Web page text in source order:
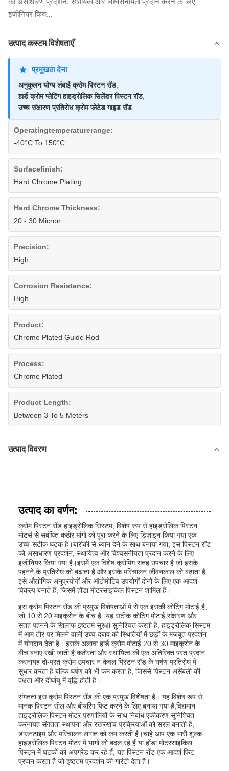
इंजीनियर किय...
उत्पाद कस्टम विशेषताएँ
प्रमुखता देना
अनुकूलन योग्य लंबाई क्रोम पिस्टन रॉड,
हार्ड क्रोम प्लेटिंग हाइड्रोलिक सिलेंडर पिस्टन रॉड,
उच्च संक्षारण प्रतिरोध क्रोम प्लेटेड गाइड रॉड
Operatingtemperaturerange:
-40°C To 150°C
Surfacefinish:
Hard Chrome Plating
Hard Chrome Thickness:
20 - 30 Micron
Precision:
High
Corrosion Resistance:
High
Product:
Chrome Plated Guide Rod
Process:
Chrome Plated
Product Length:
Between 3 To 5 Meters
उत्पाद विवरण
उत्पाद का वर्णन:
क्रोम पिस्टन रॉड हाइड्रोलिक सिस्टम, विशेष रूप से हाइड्रोलिक पिस्टन
मोटर्स से संबंधित कठोर मांगों को पूरा करने के लिए डिज़ाइन किया गया एक
उच्च-सटीक घटक है।बारीकी से ध्यान देने के साथ बनाया गया, इस पिस्टन रॉड
को असाधारण प्रदर्शन, स्थायित्व और विश्वसनीयता प्रदान करने के लिए
इंजीनियर किया गया है।इसमें एक विशेष क्रोमिंग सतह उपचार है जो इसके
पहनने के प्रतिरोध को बढ़ाता है और इसके परिचालन जीवनकाल को बढ़ाता है,
इसे औद्योगिक अनुप्रयोगों और ऑटोमोटिव उपयोगों दोनों के लिए एक आदर्श
विकल्प बनाते हैं, जिसमें होंडा मोटरसाइकिल पिस्टन शामिल हैं।
इस क्रोम पिस्टन रॉड की प्रमुख विशेषताओं में से एक इसकी कोटिंग मोटाई है,
जो 10 से 20 माइक्रोन के बीच है।यह सटीक कोटिंग मोटाई संक्षारण और
सतह पहनने के खिलाफ इष्टतम सुरक्षा सुनिश्चित करती है, हाइड्रोलिक सिस्टम
में आम तौर पर मिलने वाली उच्च दबाव की स्थितियों में छड़ों के मजबूत प्रदर्शन
में योगदान देता है। इसके अलावा हार्ड क्रोम मोटाई 20 से 30 माइक्रोन के
बीच बनाए रखी जाती है,कठोरता और स्थायित्व की एक अतिरिक्त परत प्रदान
करनायह दो-परत क्रोम उपचार न केवल पिस्टन रॉड के घर्षण प्रतिरोध में
सुधार करता है बल्कि घर्षण को भी कम करता है, जिससे पिस्टन असेंबली की
दक्षता और दीर्घायु में वृद्धि होती है।
संगतता इस क्रोम पिस्टन रॉड की एक प्रमुख विशेषता है। यह विशेष रूप से
मानक पिस्टन सील और बीयरिंग फिट करने के लिए बनाया गया है,विद्यमान
हाइड्रोलिक पिस्टन मोटर प्रणालियों के साथ निर्बाध एकीकरण सुनिश्चित
करनायह संगतता स्थापना और रखरखाव प्रक्रियाओं को सरल बनाती है,
डाउनटाइम और परिचालन लागत को कम करती है।चाहे आप एक भारी शुल्क
हाइड्रोलिक पिस्टन मोटर में भागों को बदल रहे हैं या होंडा मोटरसाइकिल
पिस्टन में घटकों को अपग्रेड कर रहे हैं, यह पिस्टन रॉड एक आदर्श फिट
प्रदान करता है जो इष्टतम प्रदर्शन की गारंटी देता है।